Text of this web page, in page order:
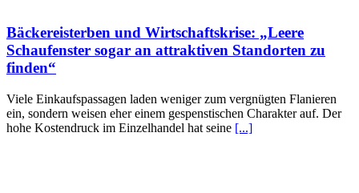
Bäckereisterben und Wirtschaftskrise: „Leere
Schaufenster sogar an attraktiven Standorten zu
finden“
Viele Einkaufspassagen laden weniger zum vergnügten Flanieren
ein, sondern weisen eher einem gespenstischen Charakter auf. Der
hohe Kostendruck im Einzelhandel hat seine [...]